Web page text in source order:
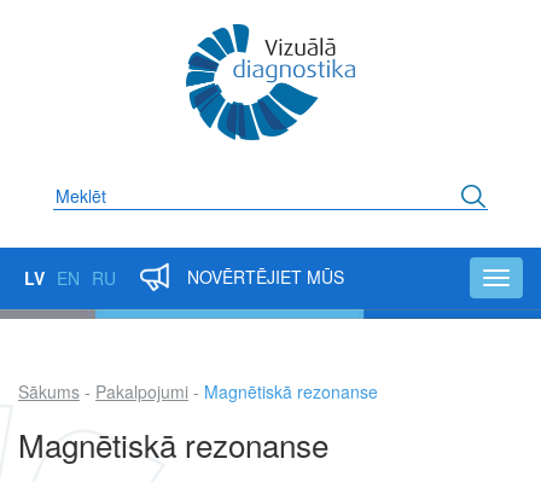
Meklēt
LV EN RU NOVĒRTĒJIET MŪS
Atpakaļceļš
Sākums Pakalpojumi Magnētiskā rezonanse
Magnētiskā rezonanse